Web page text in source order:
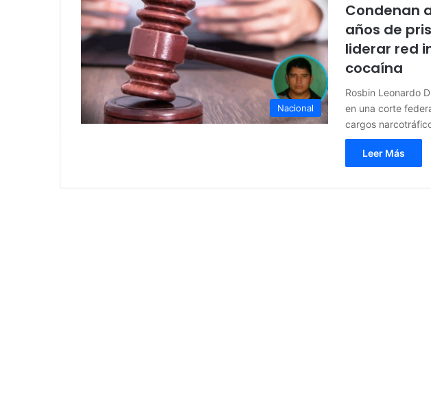
Nacional
Condenan
años de
liderar red
cocaína
Rosbin Leonardo
en una corte
cargos
Leer Más